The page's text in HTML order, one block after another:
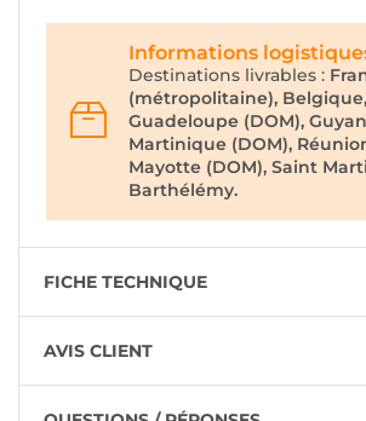
Informations
Destinations livrables :
(métropolitaine), Belgique,
Guadeloupe (DOM),
Martinique (DOM),
Mayotte (DOM), Saint
Barthélémy.
FICHE TECHNIQUE
AVIS CLIENT